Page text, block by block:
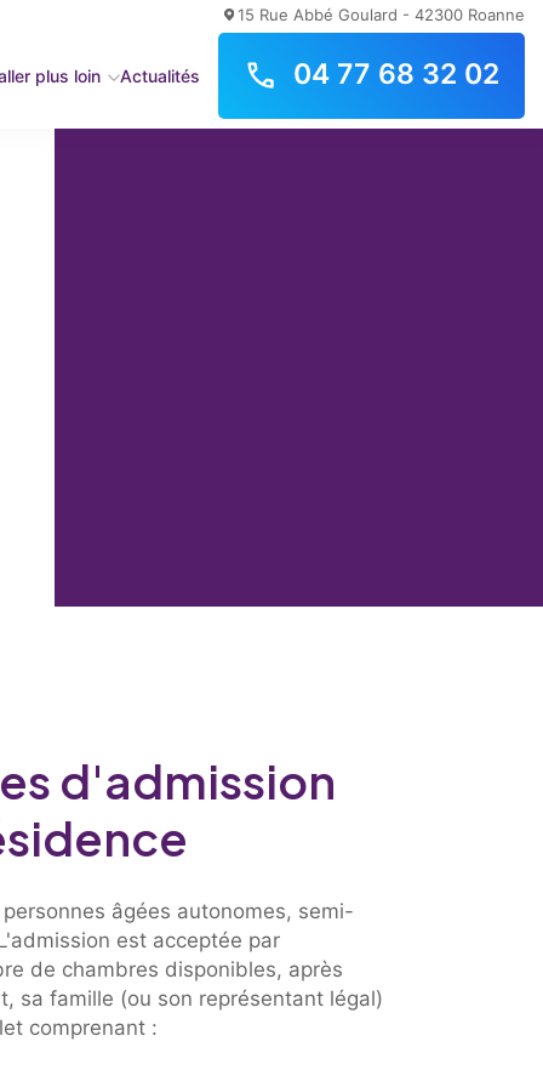
15 Rue Abbé Goulard - 42300 Roanne
plus loin Actualités 04 77 68 32 02
d'admission
âgées autonomes, semi-
est acceptée par
de chambres disponibles, après
sa famille (ou son représentant légal)
comprenant :